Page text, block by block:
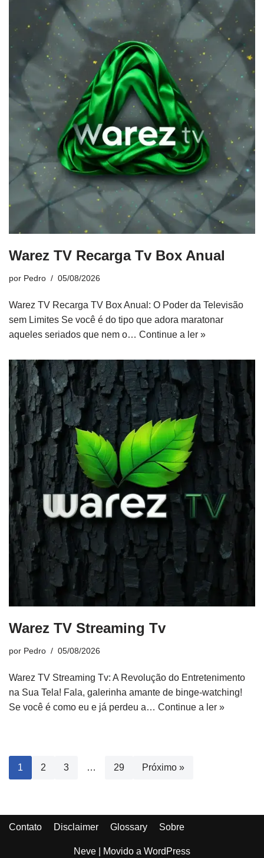
Warez TV Recarga Tv Box Anual
por Pedro 05/08/2026
Warez TV Recarga TV Box Anual: O Poder da Televisão
sem Limites Se você é do tipo que adora maratonar
aqueles seriados que nem o… Continue a ler »
Warez TV Streaming Tv
por Pedro 05/08/2026
Warez TV Streaming Tv: A Revolução do Entretenimento
na Sua Tela! Fala, galerinha amante de binge-watching!
Se você é como eu e já perdeu a… Continue a ler »
1 2 3 … 29 Próximo »
Contato Disclaimer Glossary Sobre
Neve | Movido a WordPress